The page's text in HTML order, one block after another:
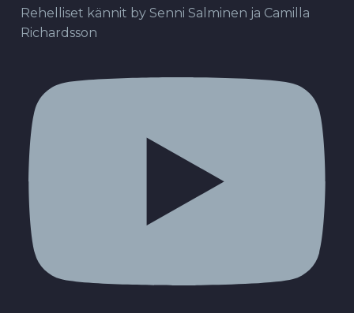
Rehelliset kännit by Senni Salminen ja Camilla
Richardsson